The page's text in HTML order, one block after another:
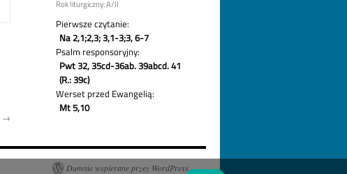
→
Dumnie wspierane przez WordPress.